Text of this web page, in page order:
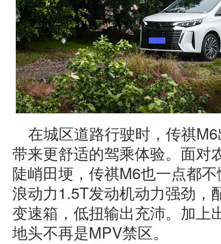
在城区道路行驶时，传祺
带来更舒适的驾乘体验。面对
陡峭田埂，传祺M6也一点都
浪动力1.5T发动机动力强劲，
变速箱，低扭输出充沛。加上
地头不再是MPV禁区。